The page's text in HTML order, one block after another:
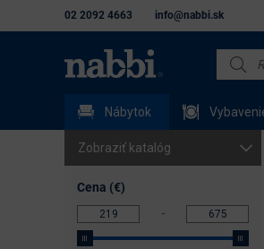
02 2092 4663 info@nabbi.sk
Nábytok
Zobraziť katalóg
Lacné sedačky do
Pohovky (gauče)
Cena (€)